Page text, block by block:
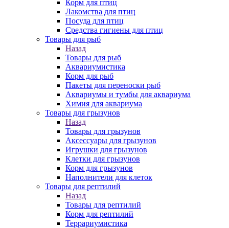
Корм для птиц
Лакомства для птиц
Посуда для птиц
Средства гигиены для птиц
Товары для рыб
Назад
Товары для рыб
Аквариумистика
Корм для рыб
Пакеты для переноски рыб
Аквариумы и тумбы для аквариума
Химия для аквариума
Товары для грызунов
Назад
Товары для грызунов
Аксессуары для грызунов
Игрушки для грызунов
Клетки для грызунов
Корм для грызунов
Наполнители для клеток
Товары для рептилий
Назад
Товары для рептилий
Корм для рептилий
Террариумистика